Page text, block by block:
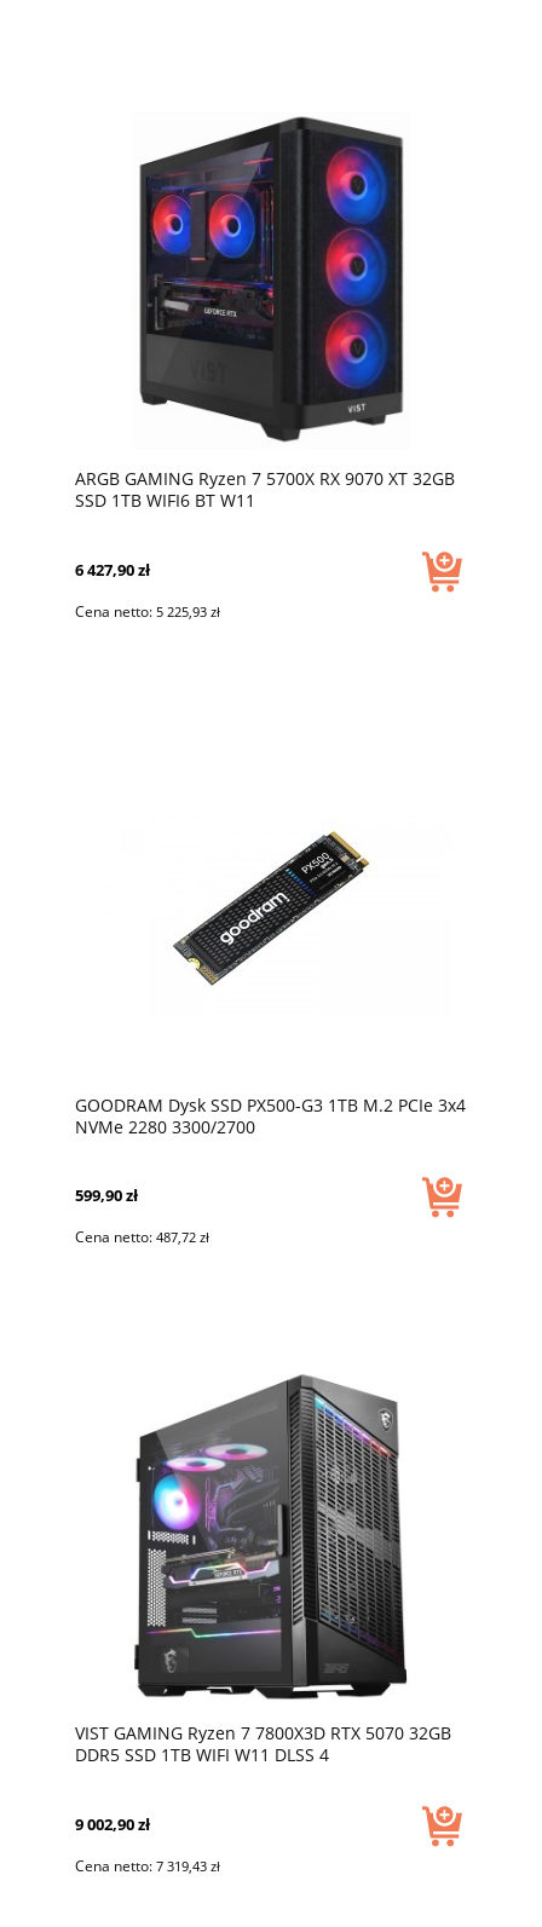
ARGB GAMING Ryzen 7 5700X RX 9070 XT 32GB
SSD 1TB WIFI6 BT W11
6 427,90 zł
Cena netto: 5 225,93 zł
GOODRAM Dysk SSD PX500-G3 1TB M.2 PCIe 3x4
NVMe 2280 3300/2700
599,90 zł
Cena netto: 487,72 zł
VIST GAMING Ryzen 7 7800X3D RTX 5070 32GB
DDR5 SSD 1TB WIFI W11 DLSS 4
9 002,90 zł
Cena netto: 7 319,43 zł